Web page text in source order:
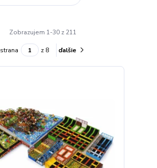
Zobrazujem 1-30 z 211
strana z 8 ďalšie